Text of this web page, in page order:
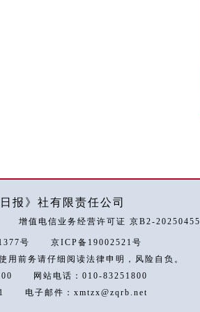
日报》社有限责任公司
增值电信业务经营许可证 京B2-20250455
号
京ICP备19002521号
用前务请仔细阅读法律申明，风险自负。
网站电话：010-83251800
电子邮件：xmtzx@zqrb.net